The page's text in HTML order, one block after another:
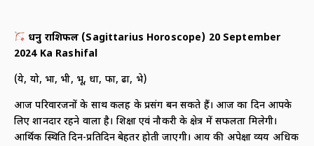
धनु राशिफल (Sagittarius Horoscope) 20 September
2024 Ka Rashifal
(ये, यो, भा, भी, भू, धा, फा, ढा, भे)
आज परिवारजनों के साथ कलह के प्रसंग बन सकते हैं। आज का दिन आपके
लिए शानदार रहने वाला है। शिक्षा एवं नौकरी के क्षेत्र में सफलता मिलेगी।
आर्थिक स्थिति दिन-प्रतिदिन बेहतर होती जाएगी। आय की अपेक्षा व्यय अधिक